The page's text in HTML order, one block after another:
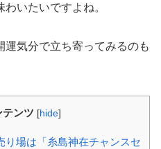
いたいですよね。
運気分で立ち寄ってみるのも
ンツ [hide]
り場は「糸島神在チャンスセ